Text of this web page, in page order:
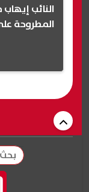
النائب
المطروحة
بحث